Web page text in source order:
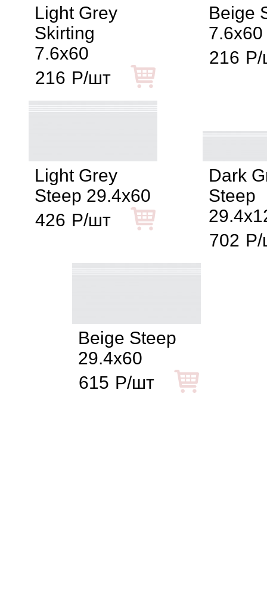
Light Grey
Skirting
7.6x60
216 Р/шт
Beige
7.6x60
216 Р/
Light Grey
Steep 29.4x60
426 Р/шт
Dark
Steep
702 Р/
Beige Steep
29.4x60
615 Р/шт